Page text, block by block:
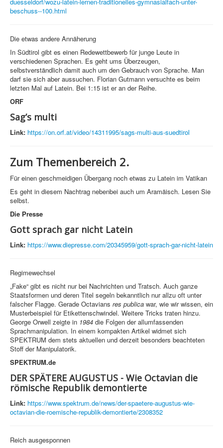
duesseldorf/wozu-latein-lernen-traditionelles-gymnasialfach-unter-
beschuss--100.html
Die etwas andere Annäherung
In Südtirol gibt es einen Redewettbewerb für junge Leute in
verschiedenen Sprachen. Es geht ums Überzeugen,
selbstverständlich damit auch um den Gebrauch von Sprache. Man
darf sie sich aber aussuchen. Florian Gutmann versuchte es beim
letzten Mal auf Latein. Bei 1:15 ist er an der Reihe.
ORF
Sag’s multi
Link: https://on.orf.at/video/14311995/sags-multi-aus-suedtirol
Zum Themenbereich 2.
Für einen geschmeidigen Übergang noch etwas zu Latein im Vatikan
Es geht in diesem Nachtrag nebenbei auch um Aramäisch. Lesen Sie
selbst.
Die Presse
Gott sprach gar nicht Latein
Link: https://www.diepresse.com/20345959/gott-sprach-gar-nicht-latein
Regimewechsel
„Fake“ gibt es nicht nur bei Nachrichten und Tratsch. Auch ganze
Staatsformen und deren Titel segeln bekanntlich nur allzu oft unter
falscher Flagge. Gerade Octavians res publica war, wie wir wissen, ein
Musterbeispiel für Etikettenschwindel. Weitere Tricks traten hinzu.
George Orwell zeigte in 1984 die Folgen der allumfassenden
Sprachmanipulation. In einem kompakten Artikel widmet sich
SPEKTRUM dem stets aktuellen und derzeit besonders beachteten
Stoff der Manipulatorik.
SPEKTRUM.de
DER SPÄTERE AUGUSTUS - Wie Octavian die
römische Republik demontierte
Link: https://www.spektrum.de/news/der-spaetere-augustus-wie-
octavian-die-roemische-republik-demontierte/2308352
Reich ausgesponnen